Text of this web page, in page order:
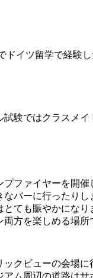
イツ留学で経験し
験ではクラスメ
ファイヤーを開
バーに行ったり
ても賑やかにな
方を楽しめる場所
クビューの会場